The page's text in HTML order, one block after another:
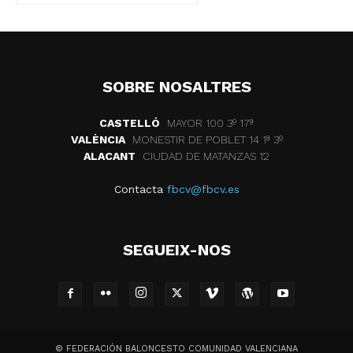
SOBRE NOSALTRES
CASTELLÓ
MAYOR 100 3º 17ª
VALÈNCIA
MONESTIR DE POBLET 14 1ª 3º
ALACANT
CIUDAD DE MATANZAS 12
Contacta fbcv@fbcv.es
SEGUEIX-NOS
© FEDERACIÓN BALONCESTO COMUNIDAD VALENCIANA